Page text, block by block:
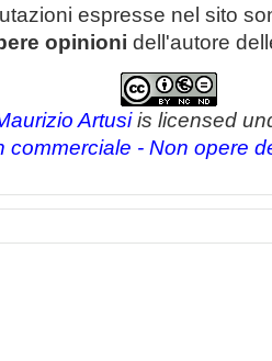
espresse nel sito
opinioni dell'autore
Artusiis licensed
commerciale - Non opere